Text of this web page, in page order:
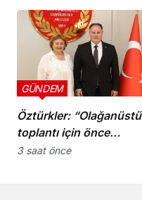
Öztürkler: “Olağanüstü
toplantı için önce
komiteler gerekli
GÜNDEM
3 saat önce